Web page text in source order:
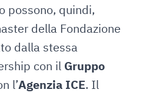
possono, quindi,
della Fondazione
dalla stessa
con il Gruppo
l’Agenzia ICE. Il